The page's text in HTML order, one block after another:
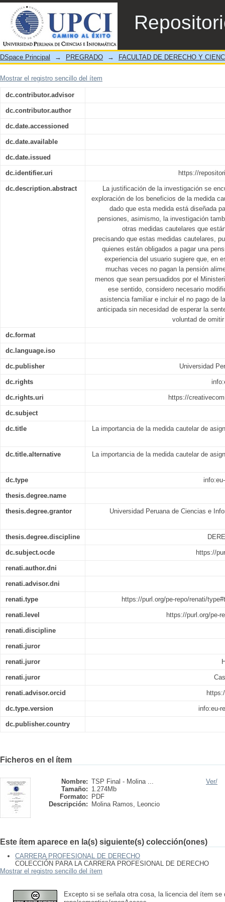
La importancia de la medida cautelar de
DSpace Principal → PREGRADO → FACULTAD DE DERECHO Y
Mostrar el registro sencillo del ítem
dc.contributor.advisor
dc.contributor.author
dc.date.accessioned
dc.date.available
dc.date.issued
dc.identifier.uri https://
dc.description.abstract
La justificación de la investigación se
exploración de los beneficios de la medida
dado que esta medida está diseñada
pensiones, asimismo, la investigación
otras medidas cautelares que
precisando que estas medidas cautelares,
quienes están obligados a pagar una
experiencia del usuario sugiere que, en
muchas veces no pagan la pensión
menos que sean persuadidos por el
ese sentido, considero necesario
asistencia familiar e incluir el no pago de
anticipada sin necesidad de esperar la
voluntad de
dc.format
dc.language.iso
dc.publisher Universidad
dc.rights
dc.rights.uri https://
dc.subject
dc.title La importancia de la medida cautelar de
dc.title.alternative La importancia de la medida cautelar de
dc.type
thesis.degree.name
thesis.degree.grantor Universidad Peruana de Ciencias e
thesis.degree.discipline
dc.subject.ocde https://
renati.author.dni
renati.advisor.dni
renati.type https://purl.org/pe-repo/renati/
renati.level https://purl.org/pe-
renati.discipline
renati.juror
renati.juror
renati.juror
renati.advisor.orcid
dc.type.version info:eu-
dc.publisher.country
Ficheros en el ítem
Nombre: TSP Final - Molina ...
Tamaño: 1.274Mb
Formato:
PDF
Descripción:
Molina Ramos, Leoncio
Ver/
Este ítem aparece en la(s) siguiente(s) colección(ones)
CARRERA PROFESIONAL DE DERECHO
COLECCIÓN PARA LA CARRERA PROFESIONAL DE DERECHO
Mostrar el registro sencillo del ítem
Excepto si se señala otra cosa, la licencia del ítem se